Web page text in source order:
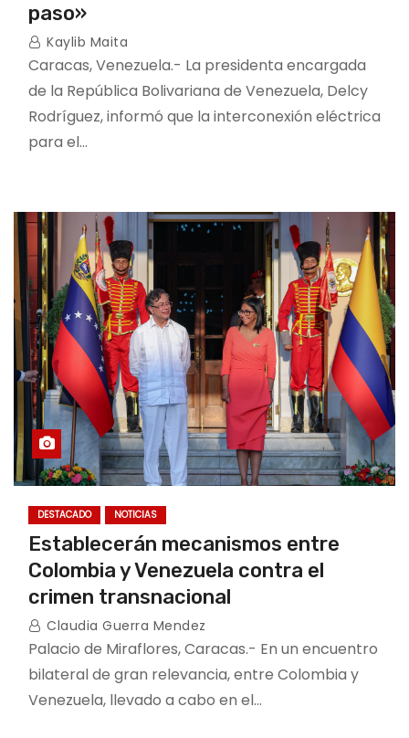
paso»
Kaylib Maita
Caracas, Venezuela.- La presidenta encargada
de la República Bolivariana de Venezuela, Delcy
Rodríguez, informó que la interconexión eléctrica
para el…
DESTACADO NOTICIAS
Establecerán mecanismos entre
Colombia y Venezuela contra el
crimen transnacional
Claudia Guerra Mendez
Palacio de Miraflores, Caracas.- En un encuentro
bilateral de gran relevancia, entre Colombia y
Venezuela, llevado a cabo en el…